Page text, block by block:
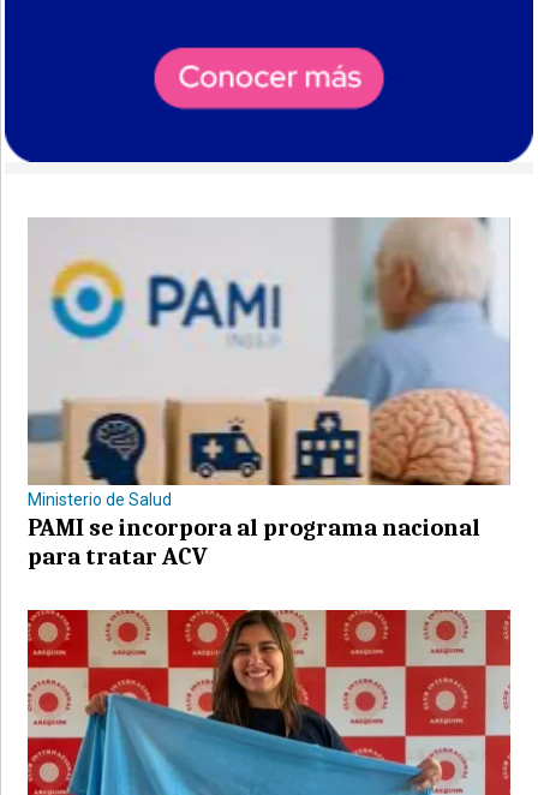
Ministerio de Salud
PAMI se incorpora al programa nacional
para tratar ACV